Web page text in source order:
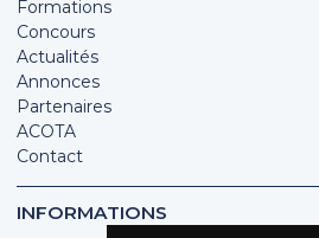
Formations
Concours
Actualités
Annonces
Partenaires
ACOTA
Contact
INFORMATIONS